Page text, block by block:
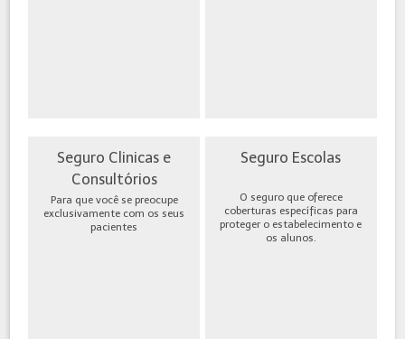
Seguro Clinicas e
Consultórios
Para que você se preocupe
exclusivamente com os seus
pacientes
Seguro Escolas
O seguro que oferece
coberturas específicas para
proteger o estabelecimento e
os alunos.